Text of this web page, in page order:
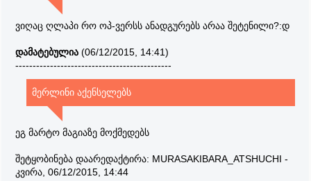
ვიღაც ღლაპი რო ოპ-ვერსს ანადგურებს არაა შეტენილი?:დ
დამატებულია (06/12/2015, 14:41)
---------------------------------------------
მერლინი აქენსელებს
ეგ მარტო მაგიაზე მოქმედებს
შეტყობინება დაარედაქტირა: MURASAKIBARA_ATSHUCHI -
კვირა, 06/12/2015, 14:44